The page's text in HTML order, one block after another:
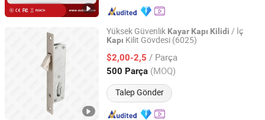
Yüksek Güvenlik Kayar Kapı Kilidi / İç
Kapı Kilit Gövdesi (6025)
$2,00-2,5 / Parça
500 Parça (MOQ)
Talep Gönder
Wuxi GMB International Corporation
Jiangsu, China Fiyat 2009